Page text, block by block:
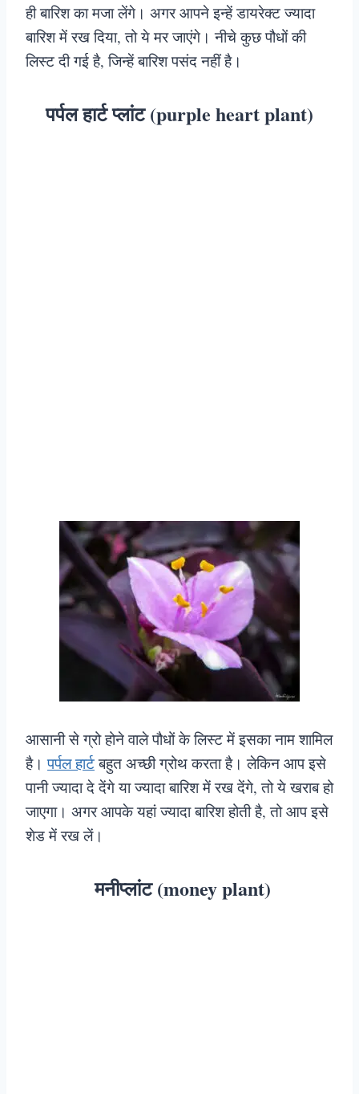
ही बारिश का मजा लेंगे। अगर आपने इन्हें डायरेक्ट ज्यादा
बारिश में रख दिया, तो ये मर जाएंगे। नीचे कुछ पौधों की
लिस्ट दी गई है, जिन्हें बारिश पसंद नहीं है।
पर्पल हार्ट प्लांट (purple heart plant)
आसानी से ग्रो होने वाले पौधों के लिस्ट में इसका नाम शामिल
है।पर्पल हार्टबहुत अच्छी ग्रोथ करता है। लेकिन आप इसे
पानी ज्यादा दे देंगे या ज्यादा बारिश में रख देंगे, तो ये खराब हो
जाएगा। अगर आपके यहां ज्यादा बारिश होती है, तो आप इसे
शेड में रख लें।
मनीप्लांट (money plant)